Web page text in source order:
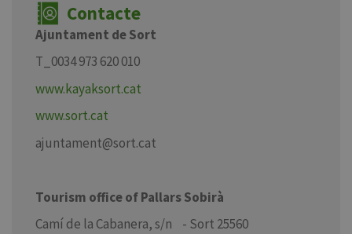
Contacte
Ajuntament de Sort
T_0034 973 620 010
www.kayaksort.cat
www.sort.cat
ajuntament@sort.cat
Tourism office of Pallars Sobirà
Camí de la Cabanera, s/n - Sort 25560